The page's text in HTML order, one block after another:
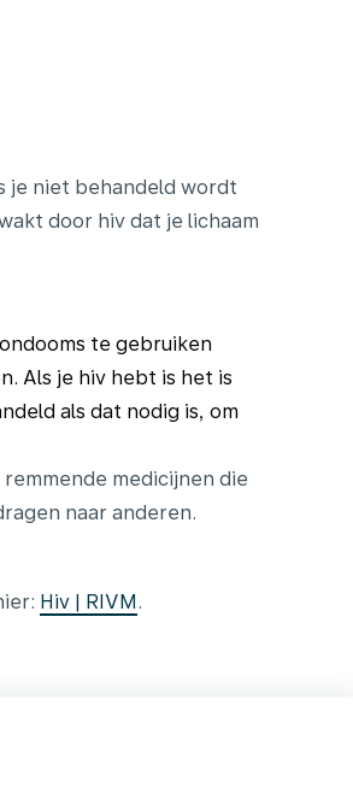
je niet behandeld wordt
door hiv dat je lichaam
te gebruiken
Als je hiv hebt is het is
als dat nodig is, om
medicijnen die
naar anderen.
Hiv | RIVM.